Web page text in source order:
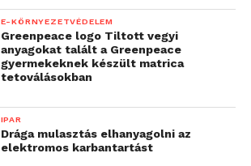
E-KÖRNYEZETVÉDELEM
Greenpeace logo Tiltott vegyi
anyagokat talált a Greenpeace
gyermekeknek készült matrica
tetoválásokban
IPAR
Drága mulasztás elhanyagolni az
elektromos karbantartást